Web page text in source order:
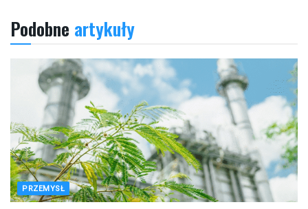
Podobne artykuły
PRZEMYSŁ